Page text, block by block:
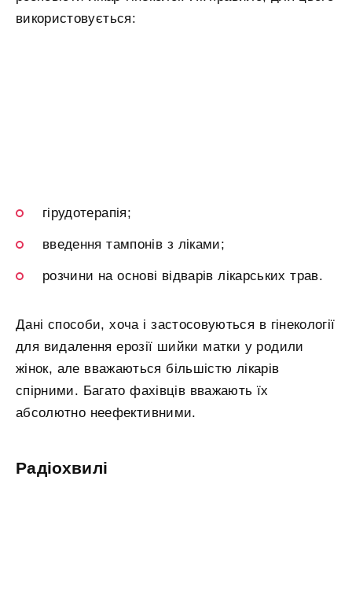
використовується:
гірудотерапія;
введення тампонів з ліками;
розчини на основі відварів лікарських трав.
Дані способи, хоча і застосовуються в гінекології
для видалення ерозії шийки матки у родили
жінок, але вважаються більшістю лікарів
спірними. Багато фахівців вважають їх
абсолютно неефективними.
Радіохвилі